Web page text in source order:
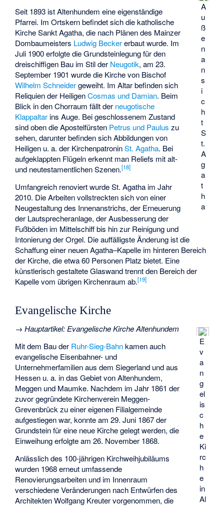
A
u
ß
e
n
a
n
s
i
c
h
t
S
t.
A
g
a
t
h
a
Seit 1893 ist Altenhundem eine eigenständige
Pfarrei. Im Ortskern befindet sich die katholische
Kirche Sankt Agatha, die nach Plänen des Mainzer
Dombaumeisters Ludwig Beckererbaut wurde. Im
Juli 1900 erfolgte die Grundsteinlegung für den
dreischiffigen Bau im Stil der Neugotik, am 23.
September 1901 wurde die Kirche von Bischof
Wilhelm Schneidergeweiht. Im Altar befinden sich
Reliquien der HeiligenCosmas und Damian. Beim
Blick in den Chorraum fällt der neugotische
Klappaltar ins Auge. Bei geschlossenem Zustand
sind oben die Apostelfürsten Petrus und Paulus zu
sehen, darunter befinden sich Abbildungen von
Heiligen u. a. der KirchenpatroninSt. Agatha. Bei
aufgeklappten Flügeln erkennt man Reliefs mit alt-
und neutestamentlichen Szenen.[18]
Umfangreich renoviert wurde St. Agatha im Jahr
2010. Die Arbeiten vollstreckten sich von einer
Neugestaltung des Innenanstrichs, der Erneuerung
der Lautsprecheranlage, der Ausbesserung der
Fußböden im Mittelschiff bis hin zur Reinigung und
Intonierung der Orgel. Die auffälligste Änderung ist die
Schaffung einer neuen Agatha–Kapelle im hinteren Bereich
der Kirche, die etwa 60 Personen Platz bietet. Eine
künstlerisch gestaltete Glaswand trennt den Bereich der
Kapelle vom übrigen Kirchenraum ab.[19]
Evangelische Kirche
E
v
a
n
g
el
is
c
h
e
Ki
rc
h
e
in
Al
→Hauptartikel:Evangelische Kirche Altenhundem
Mit dem Bau der Ruhr-Sieg-Bahnkamen auch
evangelische Eisenbahner- und
Unternehmerfamilien aus dem Siegerland und aus
Hessen u. a. in das Gebiet von Altenhundem,
Meggen und Maumke. Nachdem im Jahr 1861 der
zuvor gegründete Kirchenverein Meggen-
Grevenbrück zu einer eigenen Filialgemeinde
aufgestiegen war, konnte am 29. Juni 1867 der
Grundstein für eine neue Kirche gelegt werden, die
Einweihung erfolgte am 26. November 1868.
Anlässlich des 100-jährigen Kirchweihjubiläums
wurden 1968 erneut umfassende
Renovierungsarbeiten und im Innenraum
verschiedene Veränderungen nach Entwürfen des
Architekten Wolfgang Kreuter vorgenommen, die